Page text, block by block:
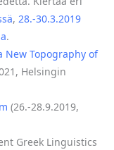
, 28.-30.3.2019
.
New Topography of
Helsingin
(26.-28.9.2019,
Greek Linguistics